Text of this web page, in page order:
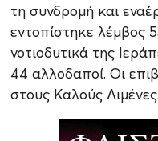
τη συνδρομή και
εντοπίστηκε λέμβος
νοτιοδυτικά της
44 αλλοδαποί. Οι
στους Καλούς Λιμένες.